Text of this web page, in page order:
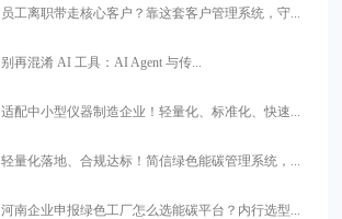
员工离职带走核心客户？靠这套客户管理系统，守...
别再混淆 AI 工具：AI Agent 与传...
适配中小型仪器制造企业！轻量化、标准化、快速...
轻量化落地、合规达标！简信绿色能碳管理系统，...
河南企业申报绿色工厂怎么选能碳平台？内行选型...